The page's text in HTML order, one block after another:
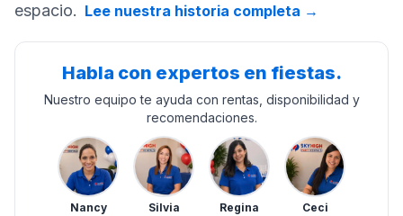
espacio. Lee nuestra historia completa →
Habla con expertos en fiestas.
Nuestro equipo te ayuda con rentas, disponibilidad y
recomendaciones.
Nancy Silvia Regina Ceci